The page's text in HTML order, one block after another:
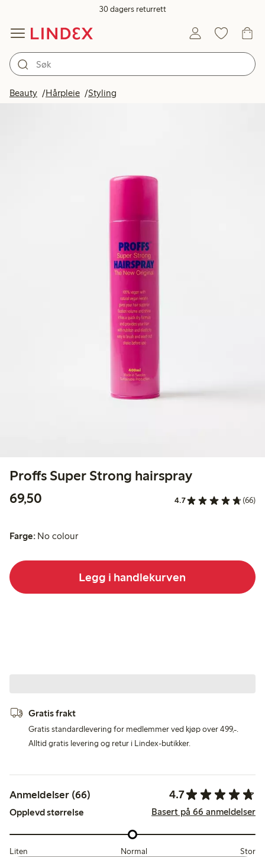
30 dagers returrett
Beauty Hårpleie Styling
Proffs Super Strong hairspray
69,50
4.7 (66)
Farge: No colour
Legg i handlekurven
Gratis frakt
Gratis standardlevering for medlemmer ved kjøp over 499,-.
Alltid gratis levering og retur i Lindex-butikker.
Anmeldelser (66) 4.7
Opplevd størrelse Basert på 66 anmeldelser
Liten Normal Stor